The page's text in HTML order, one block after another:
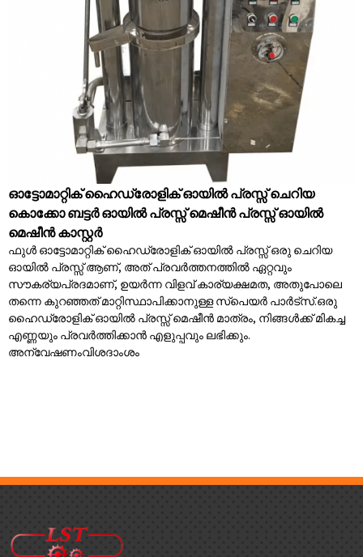
ഓട്ടോമാറ്റിക് ഹൈഡ്രോളിക് ഓയിൽ പ്രസ്സ് ചെറിയ
കൊക്കോ ബട്ടർ ഓയിൽ പ്രസ്സ് മെഷീൻ പ്രസ്സ് ഓയിൽ
മെഷീൻ കാസ്റ്റർ
ഫുൾ ഓട്ടോമാറ്റിക് ഹൈഡ്രോളിക് ഓയിൽ പ്രസ്സ് ഒരു ചെറിയ
ഓയിൽ പ്രസ്സ് ആണ്, അത് പ്രവർത്തനത്തിൽ ഏറ്റവും
സൗകര്യപ്രദമാണ്, ഉയർന്ന വിളവ് കാര്യക്ഷമത, അതുപോലെ
തന്നെ കുറഞ്ഞത് മാറ്റിസ്ഥാപിക്കാനുള്ള സ്പെയർ പാർട്സ്.ഒരു
ഹൈഡ്രോളിക് ഓയിൽ പ്രസ്സ് മെഷീൻ മാത്രം, നിങ്ങൾക്ക് മികച്ച
എണ്ണയും പ്രവർത്തിക്കാൻ എളുപ്പവും ലഭിക്കും.
അന്വേഷണംവിശദാംശം